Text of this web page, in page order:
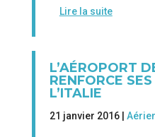
Lire la suite
L’AÉROPORT
RENFORCE
L’ITALIE
21 janvier 2016 |